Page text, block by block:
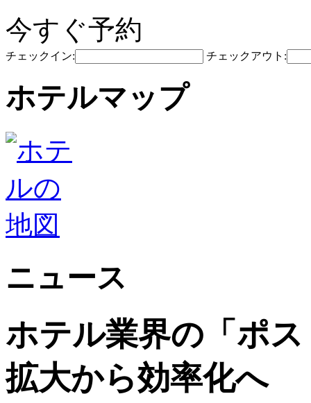
今すぐ予約
チェックイン: チェックアウト:
ホテルマップ
ニュース
ホテル業界の「ポ
拡大から効率化へ